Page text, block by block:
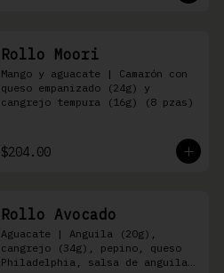
Rollo Moori
Mango y aguacate | Camarón con
queso empanizado (24g) y
cangrejo tempura (16g) (8 pzas)
$204.00
Rollo Avocado
Aguacate | Anguila (20g),
cangrejo (34g), pepino, queso
Philadelphia, salsa de anguila